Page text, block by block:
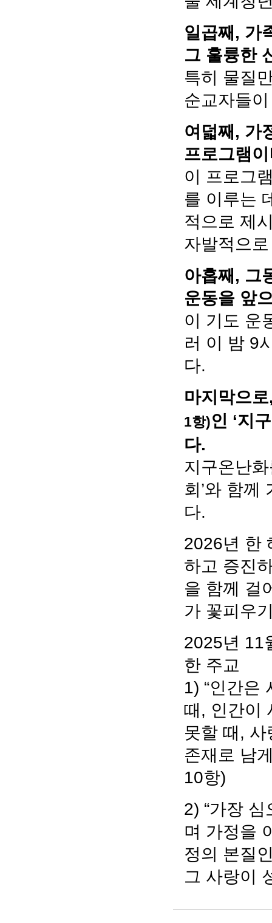
일곱째, 가
그 훌륭한
특히 물질
순교자들
여덟째, 가
프로그램
이 프로그
를 이루는
적으로 제
자발적으
아홉째, 그
운동을 앞
이 기도 운
러 이 밤 9
다.
마지막으
1항)인 ‘지
다.
지구온난
회’와 함께
다.
2026년 한
하고 증진
을 함께 걸
가 꽃피우
2025년 11
한 주교
1) “인간은
때, 인간이
못할 때,
존재로 남
10항)
2) “가장
며 가정을
정의 본질
그 사랑이